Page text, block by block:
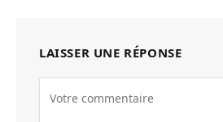
LAISSER UNE RÉPONSE